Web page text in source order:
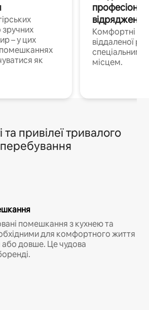
зручних
– у цих
як
Комфортні
віддаленої
спеціальним
місцем.
та привілеї тривалого
перебування
помешкання з кухнею та
для комфортного життя
довше. Це чудова